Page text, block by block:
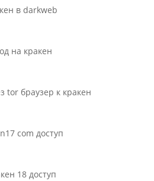
в darkweb
на кракен
tor браузер к кракен
com доступ
18 доступ